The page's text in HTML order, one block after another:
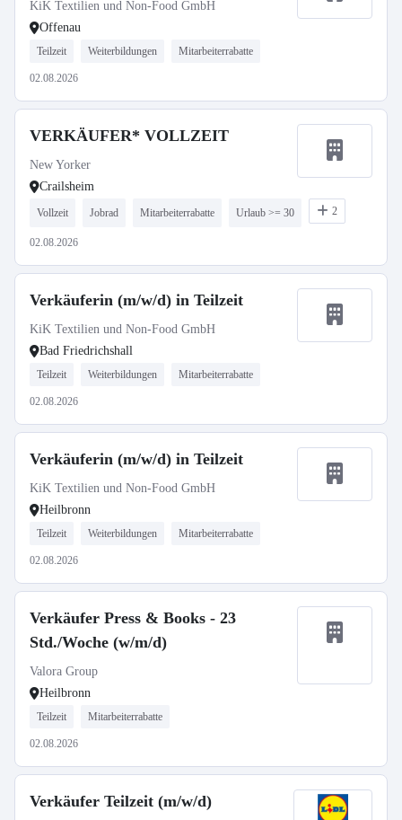
KiK Textilien und Non-Food GmbH
Offenau
Teilzeit Weiterbildungen Mitarbeiterrabatte
02.08.2026
VERKÄUFER* VOLLZEIT
New Yorker
Crailsheim
Vollzeit Jobrad Mitarbeiterrabatte Urlaub >= 30 2
02.08.2026
Verkäuferin (m/w/d) in Teilzeit
KiK Textilien und Non-Food GmbH
Bad Friedrichshall
Teilzeit Weiterbildungen Mitarbeiterrabatte
02.08.2026
Verkäuferin (m/w/d) in Teilzeit
KiK Textilien und Non-Food GmbH
Heilbronn
Teilzeit Weiterbildungen Mitarbeiterrabatte
02.08.2026
Verkäufer Press & Books - 23
Std./Woche (w/m/d)
Valora Group
Heilbronn
Teilzeit Mitarbeiterrabatte
02.08.2026
Verkäufer Teilzeit (m/w/d)